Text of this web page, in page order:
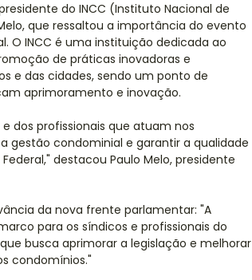
do INCC (Instituto Nacional de
que ressaltou a importância do evento
O INCC é uma instituição dedicada ao
de práticas inovadoras e
e das cidades, sendo um ponto de
aprimoramento e inovação.
dos profissionais que atuam nos
condominial e garantir a qualidade
destacou Paulo Melo, presidente
da nova frente parlamentar: "A
para os síndicos e profissionais do
busca aprimorar a legislação e melhorar
condomínios."